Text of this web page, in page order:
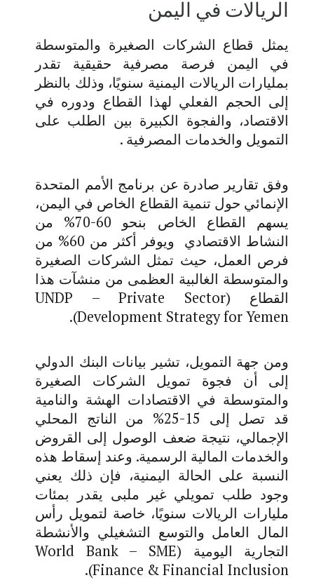
الريالات في اليمن
يمثل قطاع الشركات الصغيرة والمتوسطة
في اليمن فرصة مصرفية حقيقية تقدر
بمليارات الريالات اليمنية سنويًا، وذلك بالنظر
إلى الحجم الفعلي لهذا القطاع ودوره في
الاقتصاد، والفجوة الكبيرة بين الطلب على
التمويل والخدمات المصرفية .
وفق تقارير صادرة عن برنامج الأمم المتحدة
الإنمائي حول تنمية القطاع الخاص في اليمن،
يسهم القطاع الخاص بنحو 60-70% من
النشاط الاقتصادي ويوفر أكثر من 60% من
فرص العمل، حيث تمثل الشركات الصغيرة
والمتوسطة الغالبية العظمى من منشآت هذا
القطاع (
UNDP – Private Sector
Development Strategy for Yemen
).
ومن جهة التمويل، تشير بيانات البنك الدولي
إلى أن فجوة تمويل الشركات الصغيرة
والمتوسطة في الاقتصادات الهشة والنامية
قد تصل إلى 15-25% من الناتج المحلي
الإجمالي، نتيجة ضعف الوصول إلى القروض
والخدمات المالية الرسمية. وعند إسقاط هذه
النسبة على الحالة اليمنية، فإن ذلك يعني
وجود طلب تمويلي غير ملبى يقدر بمئات
مليارات الريالات سنويًا، خاصة لتمويل رأس
المال العامل والتوسع التشغيلي والأنشطة
التجارية اليومية (
World Bank – SME
Finance & Financial Inclusion
).